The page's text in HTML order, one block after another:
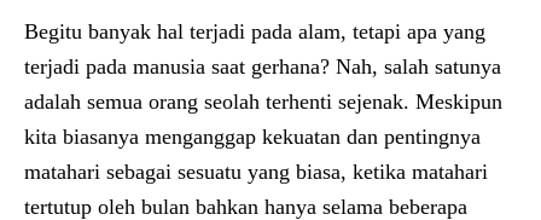
Begitu banyak hal terjadi pada alam, tetapi apa yang
terjadi pada manusia saat gerhana? Nah, salah satunya
adalah semua orang seolah terhenti sejenak. Meskipun
kita biasanya menganggap kekuatan dan pentingnya
matahari sebagai sesuatu yang biasa, ketika matahari
tertutup oleh bulan bahkan hanya selama beberapa